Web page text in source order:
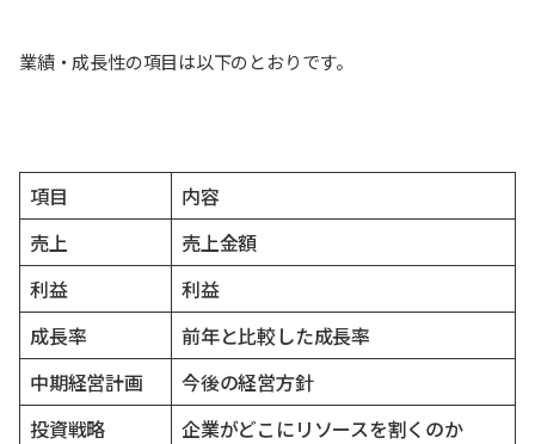
業績・成長性の項目は以下のとおりです。
項目
内容
売上
売上金額
利益
利益
成長率
前年と比較した成長率
中期経営計画
今後の経営方針
投資戦略
企業がどこにリソースを割くのか